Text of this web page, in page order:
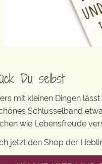
Du selbst
mit kleinen Dingen
Schlüsselband
wie Lebensfreude
jetzt den Shop der